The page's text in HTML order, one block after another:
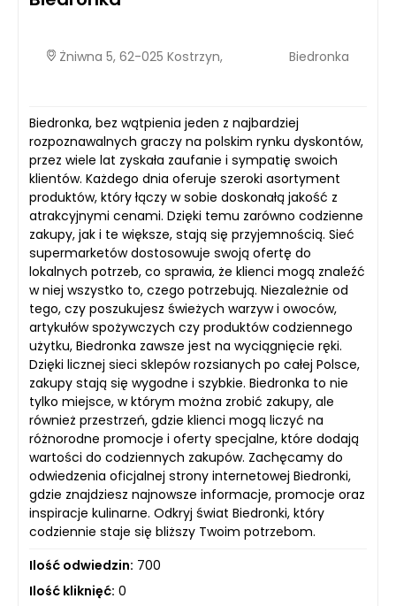
Żniwna 5, 62-025 Kostrzyn, Biedronka
Biedronka, bez wątpienia jeden z najbardziej
rozpoznawalnych graczy na polskim rynku dyskontów,
przez wiele lat zyskała zaufanie i sympatię swoich
klientów. Każdego dnia oferuje szeroki asortyment
produktów, który łączy w sobie doskonałą jakość z
atrakcyjnymi cenami. Dzięki temu zarówno codzienne
zakupy, jak i te większe, stają się przyjemnością. Sieć
supermarketów dostosowuje swoją ofertę do
lokalnych potrzeb, co sprawia, że klienci mogą znaleźć
w niej wszystko to, czego potrzebują. Niezależnie od
tego, czy poszukujesz świeżych warzyw i owoców,
artykułów spożywczych czy produktów codziennego
użytku, Biedronka zawsze jest na wyciągnięcie ręki.
Dzięki licznej sieci sklepów rozsianych po całej Polsce,
zakupy stają się wygodne i szybkie. Biedronka to nie
tylko miejsce, w którym można zrobić zakupy, ale
również przestrzeń, gdzie klienci mogą liczyć na
różnorodne promocje i oferty specjalne, które dodają
wartości do codziennych zakupów. Zachęcamy do
odwiedzenia oficjalnej strony internetowej Biedronki,
gdzie znajdziesz najnowsze informacje, promocje oraz
inspiracje kulinarne. Odkryj świat Biedronki, który
codziennie staje się bliższy Twoim potrzebom.
Ilość odwiedzin: 700
Ilość kliknięć: 0